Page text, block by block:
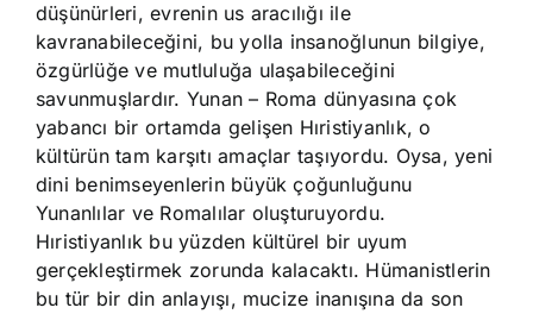
düşünürleri, evrenin us aracılığı ile
kavranabileceğini, bu yolla insanoğlunun bilgiye,
özgürlüğe ve mutluluğa ulaşabileceğini
savunmuşlardır. Yunan – Roma dünyasına çok
yabancı bir ortamda gelişen Hıristiyanlık, o
kültürün tam karşıtı amaçlar taşıyordu. Oysa, yeni
dini benimseyenlerin büyük çoğunluğunu
Yunanlılar ve Romalılar oluşturuyordu.
Hıristiyanlık bu yüzden kültürel bir uyum
gerçekleştirmek zorunda kalacaktı. Hümanistlerin
bu tür bir din anlayışı, mucize inanışına da son